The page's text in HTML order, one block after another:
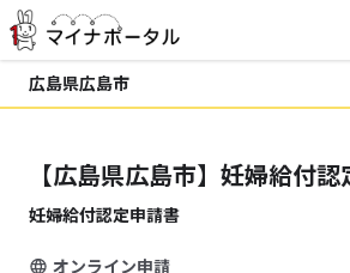
広島県広島市
【広島県広島市】妊婦給付
妊婦給付認定申請書
オンライン申請